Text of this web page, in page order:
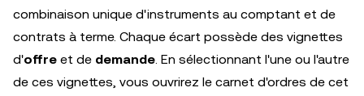
combinaison unique d'instruments au comptant et de
contrats à terme. Chaque écart possède des vignettes
d'offre et de demande. En sélectionnant l'une ou l'autre
de ces vignettes, vous ouvrirez le carnet d'ordres de cet